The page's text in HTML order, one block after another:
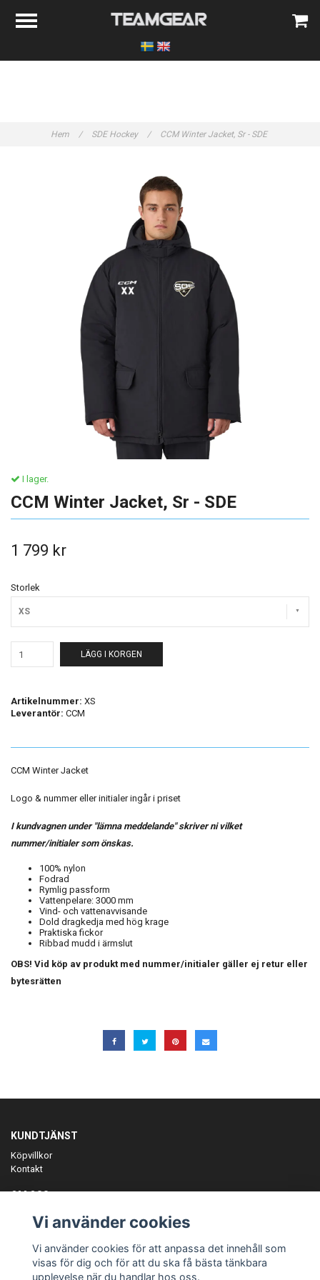
Hem / SDE Hockey / CCM Winter Jacket, Sr - SDE
I lager.
CCM Winter Jacket, Sr - SDE
1 799 kr
Storlek
XS
LÄGG I KORGEN
Artikelnummer: XS
Leverantör: CCM
CCM Winter Jacket
Logo & nummer eller initialer ingår i priset
I kundvagnen under "lämna meddelande" skriver ni vilket
nummer/initialer som önskas.
100% nylon
Fodrad
Rymlig passform
Vattenpelare: 3000 mm
Vind- och vattenavvisande
Dold dragkedja med hög krage
Praktiska fickor
Ribbad mudd i ärmslut
OBS! Vid köp av produkt med nummer/initialer gäller ej retur eller
bytesrätten
KUNDTJÄNST
Köpvillkor
Kontakt
OM OSS
ANMÄL DIG TILL VÅRT NYHETSBREV
Prenumerera
Vi använder cookies
Vi använder cookies för att anpassa det innehåll som
visas för dig och för att du ska få bästa tänkbara
upplevelse när du handlar hos oss.